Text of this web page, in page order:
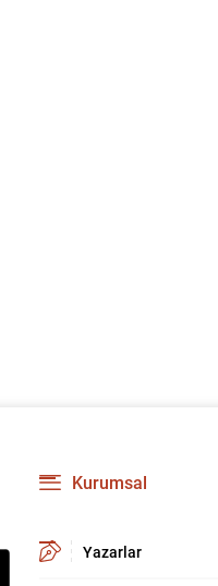
Kurumsal
Yazarlar